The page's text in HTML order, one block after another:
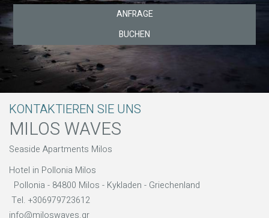
ANFRAGE
BUCHEN
KONTAKTIEREN SIE UNS
MILOS WAVES
Seaside Apartments Milos
Hotel in Pollonia Milos
Pollonia - 84800 Milos - Kykladen - Griechenland
Tel. +306979723612